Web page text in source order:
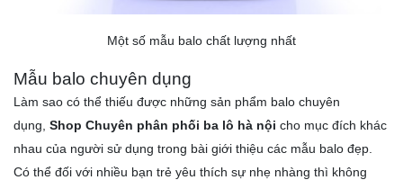
Một số mẫu balo chất lượng nhất
Mẫu balo chuyên dụng
Làm sao có thể thiếu được những sản phẩm balo chuyên
dụng Shop Chuyên phân phối ba lô hà nội cho mục đích khác
nhau của người sử dụng trong bài giới thiệu các mẫu balo đẹp.
Có thể đối với nhiều bạn trẻ yêu thích sự nhẹ nhàng thì không